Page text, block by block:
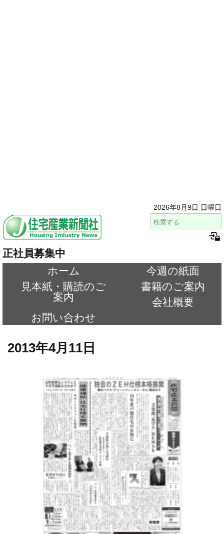
2026年8月9日 日曜日
正社員募集中
ホーム
今週の紙面
見本紙・購読のご
案内
書籍のご案内
会社概要
お問い合わせ
2013年4月11日